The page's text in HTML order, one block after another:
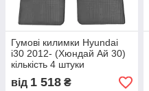
Гумові килимки Hyundai
i30 2012- (Хюндай Ай 30)
кількість 4 штуки
від 1 518 ₴